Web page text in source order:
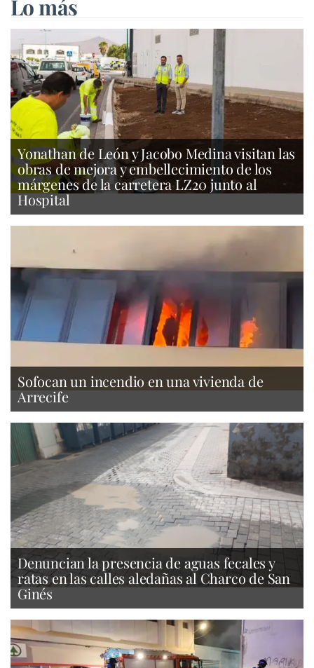
Lo más
Yonathan de León y Jacobo Medina visitan las
obras de mejora y embellecimiento de los
márgenes de la carretera LZ20 junto al
Hospital
Sofocan un incendio en una vivienda de
Arrecife
Denuncian la presencia de aguas fecales y
ratas en las calles aledañas al Charco de San
Ginés